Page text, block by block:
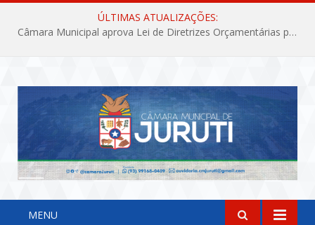
ÚLTIMAS ATUALIZAÇÕES:
Câmara Municipal aprova Lei de Diretrizes Orçamentárias para o exercício financeiro de 2027
MENU